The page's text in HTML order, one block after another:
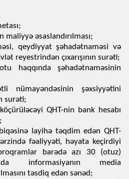
əsaslandırılması;
qeydiyyat şəhadətnaməsi və
reyestrindən çıxarışının surəti;
haqqında şəhadətnaməsinin
nümayəndəsinin şəxsiyyətini
surəti;
QHT-nin bank hesabı
layihə təqdim edən QHT-
fəaliyyəti, həyata keçirdiyi
barədə azı 30 (otuz)
informasiyanın media
təsdiq edən sənəd;